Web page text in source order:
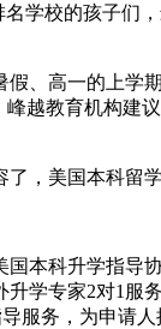
学校的孩子们
高一的上学
越教育机构建
美国本科留学
科升学指导
学专家2对1
服务，为申请